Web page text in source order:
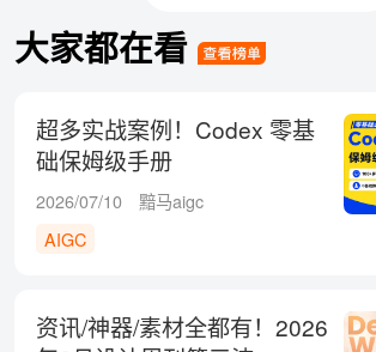
大家都在看
超多实战案例！Codex 零基
础保姆级手册
2026/07/10
黯马aigc
AIGC
资讯/神器/素材全都有！2026